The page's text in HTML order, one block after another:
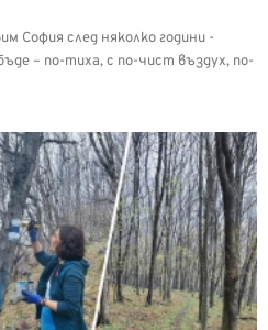
София след няколко години -
– по-тиха, с по-чист въздух, по-